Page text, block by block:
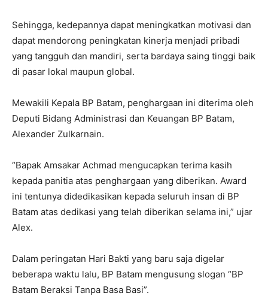
Sehingga, kedepannya dapat meningkatkan motivasi dan
dapat mendorong peningkatan kinerja menjadi pribadi
yang tangguh dan mandiri, serta bardaya saing tinggi baik
di pasar lokal maupun global.
Mewakili Kepala BP Batam, penghargaan ini diterima oleh
Deputi Bidang Administrasi dan Keuangan BP Batam,
Alexander Zulkarnain.
“Bapak Amsakar Achmad mengucapkan terima kasih
kepada panitia atas penghargaan yang diberikan. Award
ini tentunya didedikasikan kepada seluruh insan di BP
Batam atas dedikasi yang telah diberikan selama ini,” ujar
Alex.
Dalam peringatan Hari Bakti yang baru saja digelar
beberapa waktu lalu, BP Batam mengusung slogan “BP
Batam Beraksi Tanpa Basa Basi”.